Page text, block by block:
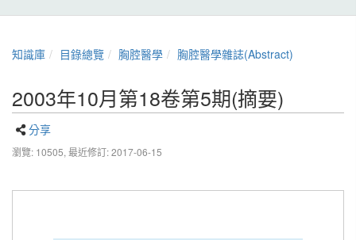
知識庫 目錄總覽 胸腔醫學 胸腔醫學雜誌(Abstract)
2003年10月第18卷第5期(摘要)
分享
瀏覽: 10505, 最近修訂: 2017-06-15